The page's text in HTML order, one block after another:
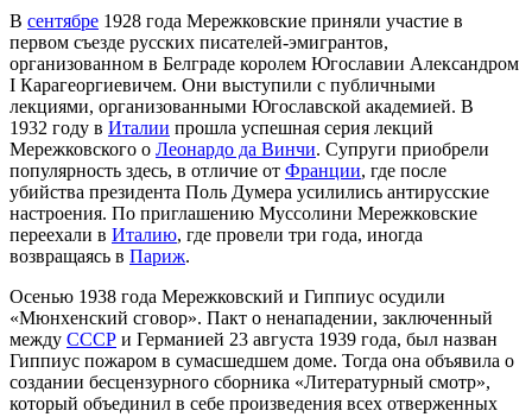
В сентябре 1928 года Мережковские приняли участие в
первом съезде русских писателей-эмигрантов,
организованном в Белграде королем Югославии Александром
I Карагеоргиевичем. Они выступили с публичными
лекциями, организованными Югославской академией. В
1932 году в Италии прошла успешная серия лекций
Мережковского о Леонардо да Винчи. Супруги приобрели
популярность здесь, в отличие от Франции, где после
убийства президента Поль Думера усилились антирусские
настроения. По приглашению Муссолини Мережковские
переехали в Италию, где провели три года, иногда
возвращаясь в Париж.
Осенью 1938 года Мережковский и Гиппиус осудили
«Мюнхенский сговор». Пакт о ненападении, заключенный
между СССР и Германией 23 августа 1939 года, был назван
Гиппиус пожаром в сумасшедшем доме. Тогда она объявила о
создании бесцензурного сборника «Литературный смотр»,
который объединил в себе произведения всех отверженных